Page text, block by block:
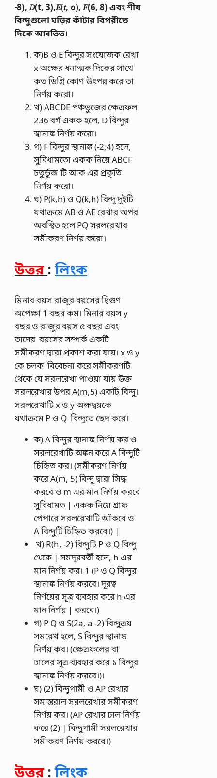
-8), 𝐷(t, 3),𝐸(𝑡, ৩), 𝐹(6, 8) এবং শীষ
বিন্দুগুলাে ঘড়ির কাঁটার বিপরীতে
দিকে আবতিত।
ক)B ও E বিন্দুর সংযোজক রেখা
x অক্ষের ধনাত্মক দিকের সাথে
কত ডিগ্রি কোণ উৎপন্ন করে তা
নির্ণয় করো।
খ) ABCDE পঞ্চভুজের ক্ষেত্রফল
236 বর্গ একক হলে, D বিন্দুর
স্থানাঙ্ক নির্ণয় করো।
গ) F বিন্দুর স্থানাঙ্ক (-2,4) হলে,
সুবিধামতো একক নিয়ে ABCF
চতুর্ভুজ টি আক এর প্রকৃতি
নির্ণয় করো।
ঘ) P(k,h) ও Q(k,h) বিন্দু দুইটি
যথাক্রমে AB ও AE রেখার অপর
অবস্থিত হলে PQ সরলরেখার
সমীকরণ নির্ণয় করো।
উত্তর :লিংক
মিনার বয়স রাজুর বয়সের দ্বিগুণ
অপেক্ষা 1 বছর কম। মিনার বয়স y
বছর ও রাজুর বয়স ৫ বছর এবং
তাদের বয়সের সম্পর্ক একটি
সমীকরণ দ্বারা প্রকাশ করা যায়। x ও y
কে চলক বিবেচনা করে সমীকরণটি
থেকে যে সরলরেখা পাওয়া যায় উক্ত
সরলরেখার উপর A(m,5) একটি বিন্দু।
সরলরেখাটি x ও y অক্ষদ্বয়কে
যথাক্রমে P ও Q বিন্দুতে ছেদ করে।
ক) A বিন্দুর স্থানাঙ্ক নির্ণয় কর ও
সরলরেখাটি অঙ্কন করে A বিন্দুটি
চিহ্নিত কর। (সমীকরণ নির্ণয়
করে A(m, 5) বিন্দু দ্বারা সিদ্ধ
করবে ও m এর মান নির্ণয় করবে
সুবিধামত | একক নিয়ে গ্রাফ
পেপারে সরলরেখাটি আঁকবে ও
A বিন্দুটি চিহ্নিত করবে।) |
খ) R(h, -2) বিন্দুটি P ও Q বিন্দু
থেকে | সমদূরবর্তী হলে, h এর
মান নির্ণয় কর। 1 (P ও Q বিন্দুর
স্থানাঙ্ক নির্ণয় করবে। দূরত্ব
নির্ণয়ের সূত্র ব্যবহার করে h এর
মান নির্ণয় | করবে।)
গ) P Q ও S(2a, a -2) বিন্দুত্রয়
সমরেখ হলে, S বিন্দুর স্থানাঙ্ক
নির্ণয় কর। (ক্ষেত্রফলের বা
ঢালের সূত্র ব্যবহার করে ১ বিন্দুর
স্থানাঙ্ক নির্ণয় করবে।)।
ঘ) (2) বিন্দুগামী ও AP রেখার
সমান্তরাল সরলরেখার সমীকরণ
নির্ণয় কর। (AP রেখার ঢাল নির্ণয়
করে (2) | বিন্দুগামী সরলরেখার
সমীকরণ নির্ণয় করবে।)
উত্তর :লিংক